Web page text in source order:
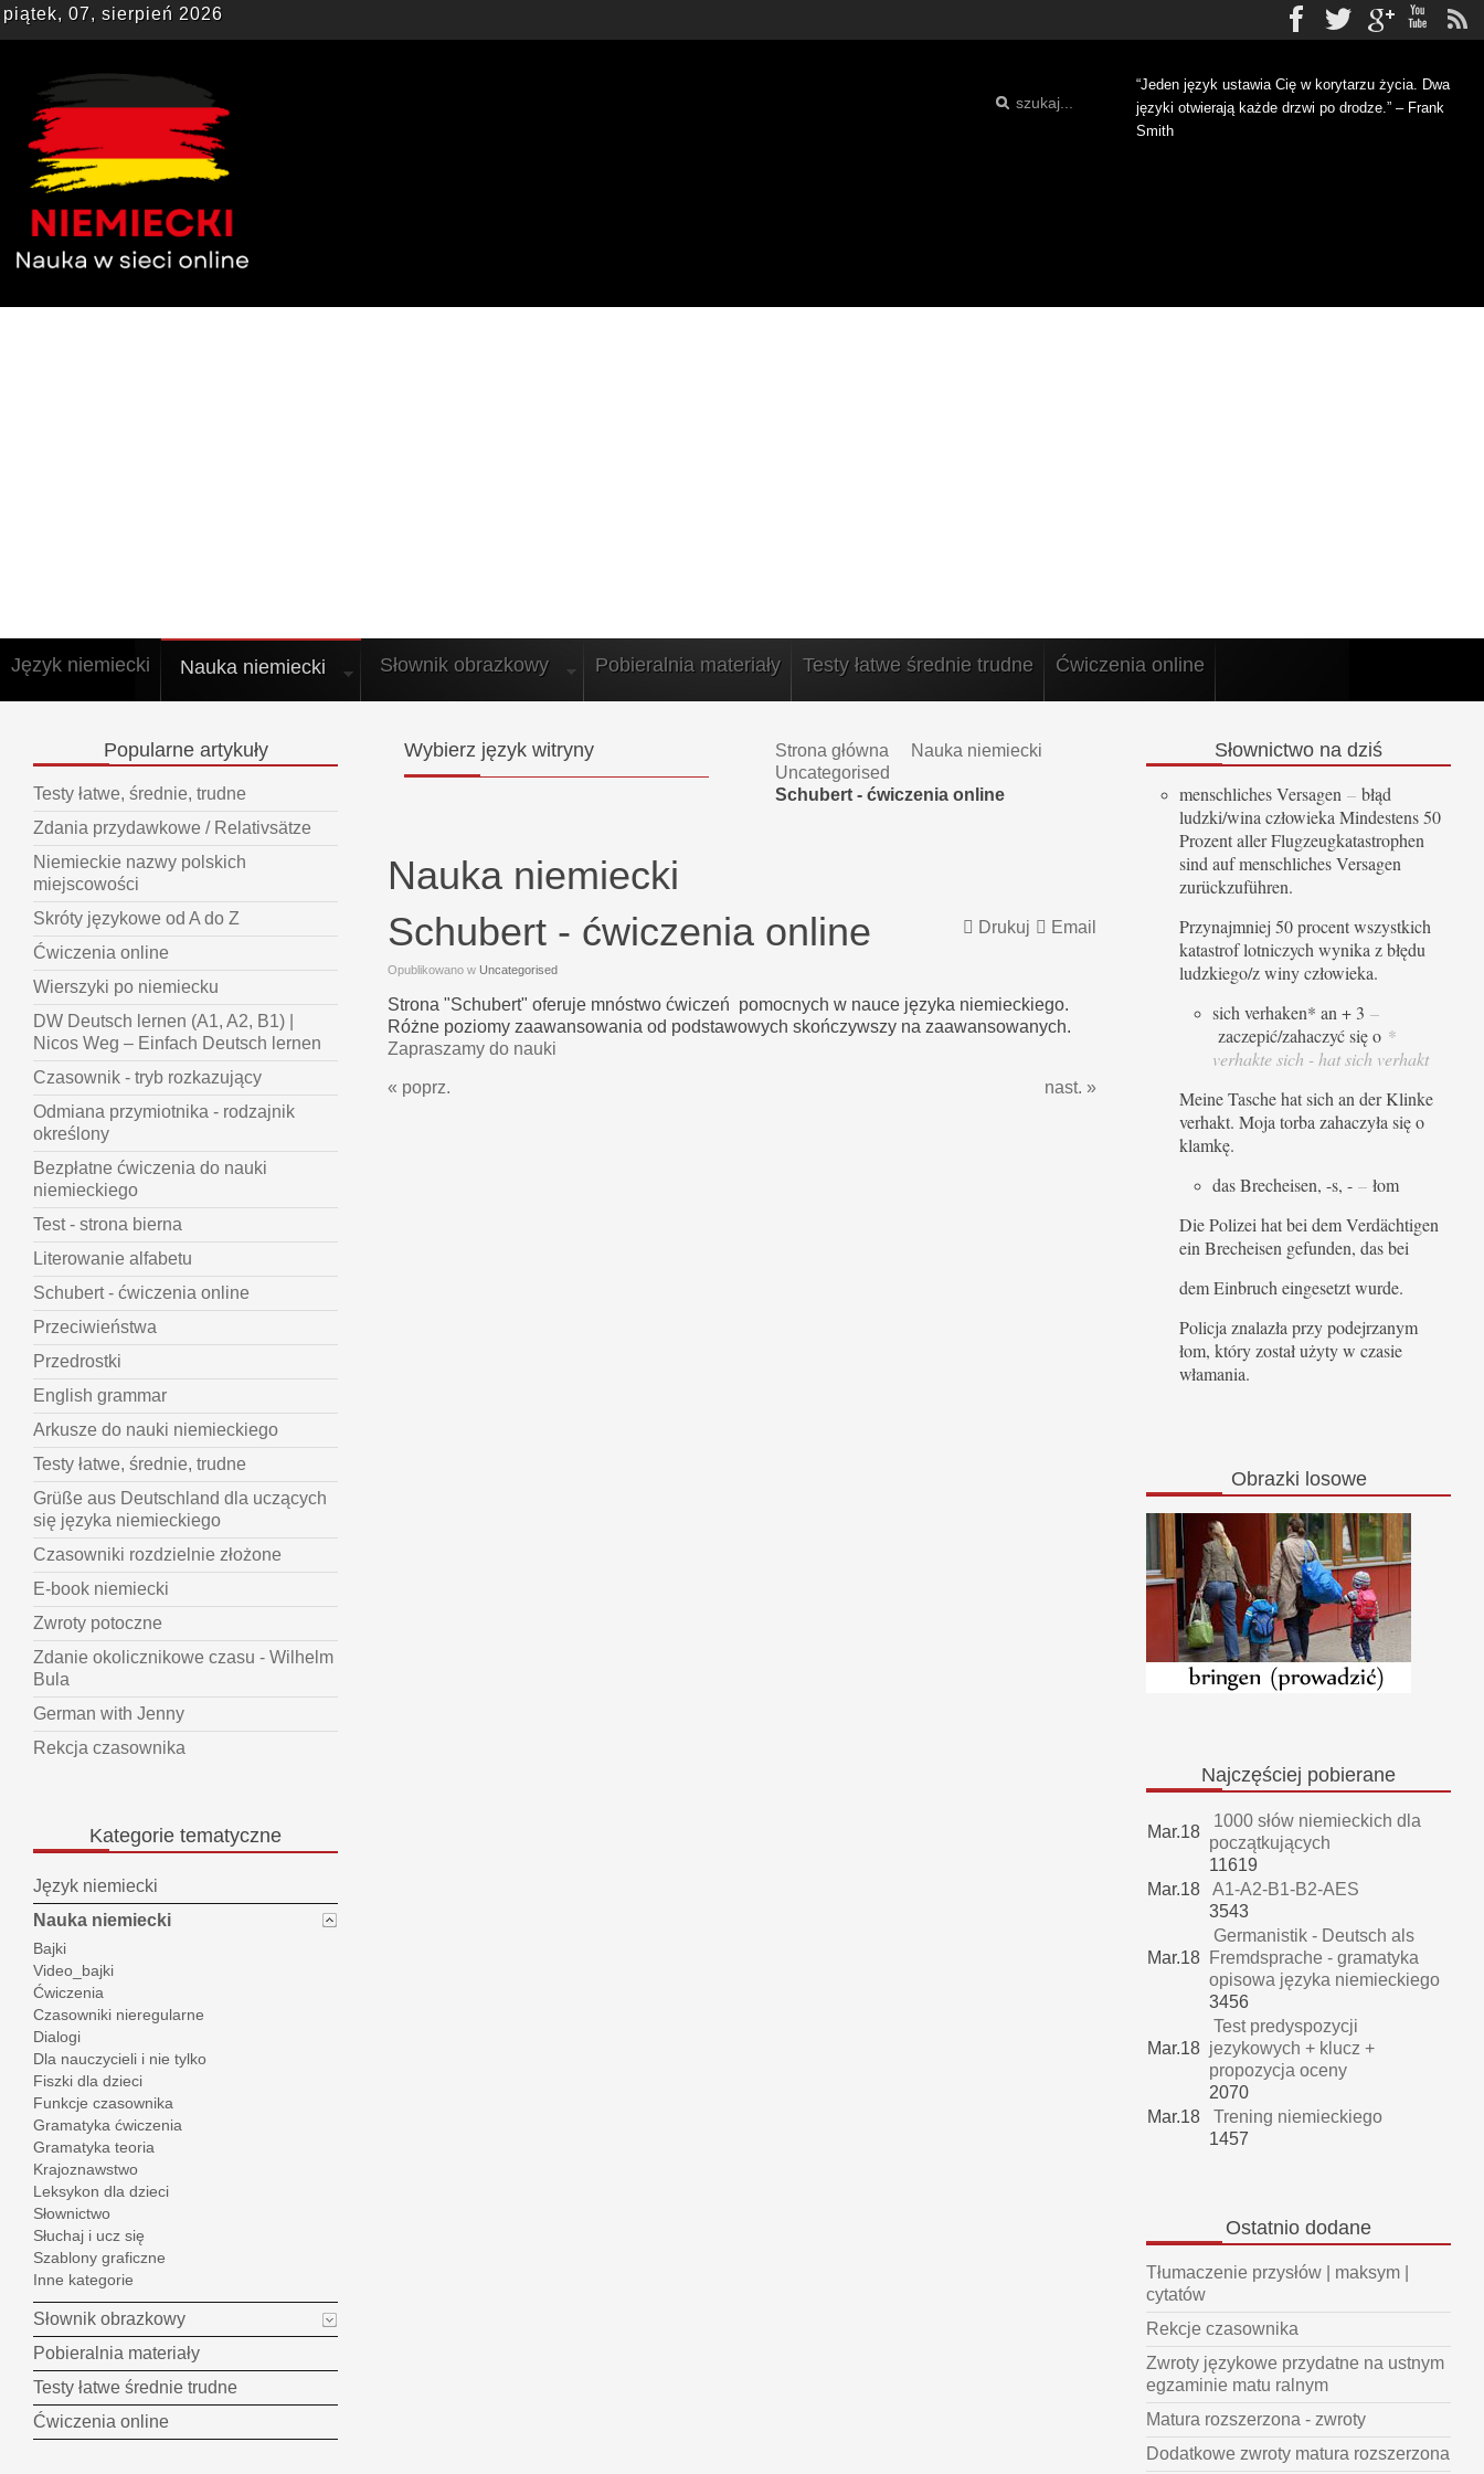
piątek, 07, sierpień 2026 Facebook
Twittergplus
“Jeden język ustawia Cię w korytarzu życia. Dwa
języki otwierają każde drzwi po drodze.” – Frank
Smith
Język niemiecki Nauka niemiecki Słownik obrazkowy Pobieralnia materiały Testy łatwe średnie trudne Ćwiczenia online
Wybierz język witryny Strona główna
Nauka niemiecki
Uncategorised
Schubert - ćwiczenia online
Nauka niemiecki
Email
Drukuj
Schubert - ćwiczenia online
Opublikowano w Uncategorised
Strona "Schubert" oferuje mnóstwo ćwiczeń pomocnych w nauce języka niemieckiego.
Różne poziomy zaawansowania od podstawowych skończywszy na zaawansowanych.
Zapraszamy do nauki
« poprz. nast. »
Popularneartykuły
Testy łatwe, średnie, trudne
Zdania przydawkowe / Relativsätze
Niemieckie nazwy polskich
miejscowości
Skróty językowe od A do Z
Ćwiczenia online
Wierszyki po niemiecku
DW Deutsch lernen (A1, A2, B1) |
Nicos Weg – Einfach Deutsch lernen
Czasownik - tryb rozkazujący
Odmiana przymiotnika - rodzajnik
określony
Bezpłatne ćwiczenia do nauki
niemieckiego
Test - strona bierna
Literowanie alfabetu
Schubert - ćwiczenia online
Przeciwieństwa
Przedrostki
English grammar
Arkusze do nauki niemieckiego
Testy łatwe, średnie, trudne
Grüße aus Deutschland dla uczących
się języka niemieckiego
Czasowniki rozdzielnie złożone
E-book niemiecki
Zwroty potoczne
Zdanie okolicznikowe czasu - Wilhelm
Bula
German with Jenny
Rekcja czasownika
Kategorie tematyczne
Język niemiecki
Nauka niemiecki
Bajki
Video_bajki
Ćwiczenia
Czasowniki nieregularne
Dialogi
Dla nauczycieli i nie tylko
Fiszki dla dzieci
Funkcje czasownika
Gramatyka ćwiczenia
Gramatyka teoria
Krajoznawstwo
Leksykon dla dzieci
Słownictwo
Słuchaj i ucz się
Szablony graficzne
Inne kategorie
Słownik obrazkowy
Pobieralnia materiały
Testy łatwe średnie trudne
Ćwiczenia online
Słownictwo na dziś
menschliches Versagen – błąd
ludzki/wina człowieka Mindestens 50
Prozent aller Flugzeugkatastrophen
sind auf menschliches Versagen
zurückzuführen.
Przynajmniej 50 procent wszystkich
katastrof lotniczych wynika z błędu
ludzkiego/z winy człowieka.
sich verhaken* an + 3 –
zaczepić/zahaczyć się o *
verhakte sich - hat sich verhakt
Meine Tasche hat sich an der Klinke
verhakt. Moja torba zahaczyła się o
klamkę.
das Brecheisen, -s, - – łom
Die Polizei hat bei dem Verdächtigen
ein Brecheisen gefunden, das bei
dem Einbruch eingesetzt wurde.
Policja znalazła przy podejrzanym
łom, który został użyty w czasie
włamania.
Obrazki losowe
Najczęściej pobierane
Mar.18
1000 słów niemieckich dla
początkujących
11619
Mar.18
A1-A2-B1-B2-AES
3543
Mar.18
Germanistik - Deutsch als
Fremdsprache - gramatyka
opisowa języka niemieckiego
3456
Mar.18
Test predyspozycji
jezykowych + klucz +
propozycja oceny
2070
Mar.18
Trening niemieckiego
1457
Ostatnio dodane
Tłumaczenie przysłów | maksym |
cytatów
Rekcje czasownika
Zwroty językowe przydatne na ustnym
egzaminie matu ralnym
Matura rozszerzona - zwroty
Dodatkowe zwroty matura rozszerzona